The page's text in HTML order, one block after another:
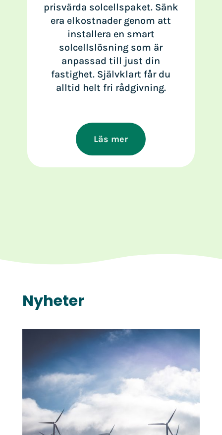
prisvärda solcellspaket. Sänk
era elkostnader genom att
installera en smart
solcellslösning som är
anpassad till just din
fastighet. Självklart får du
alltid helt fri rådgivning.
Läs mer
Nyheter